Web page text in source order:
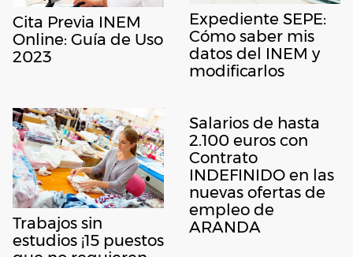
Cita Previa INEM
Online: Guía de Uso
2023
Expediente SEPE:
Cómo saber mis
datos del INEM y
modificarlos
Trabajos sin
estudios ¡15 puestos
Salarios de hasta
2.100 euros con
Contrato
INDEFINIDO en las
nuevas ofertas de
empleo de
ARANDA